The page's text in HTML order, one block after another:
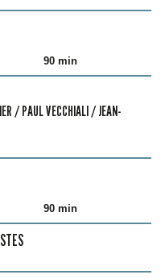
90 min
/ PAUL VECCHIALI / JEAN-
90 min